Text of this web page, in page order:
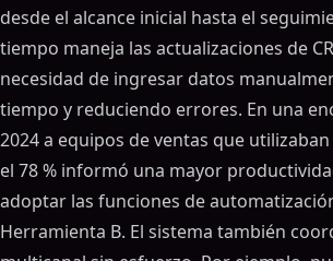
desde el alcance inicial hasta el
tiempo maneja las actualizaciones de
necesidad de ingresar datos
tiempo y reduciendo errores. En una
2024 a equipos de ventas que
el 78 % informó una mayor
adoptar las funciones de
Herramienta B. El sistema también